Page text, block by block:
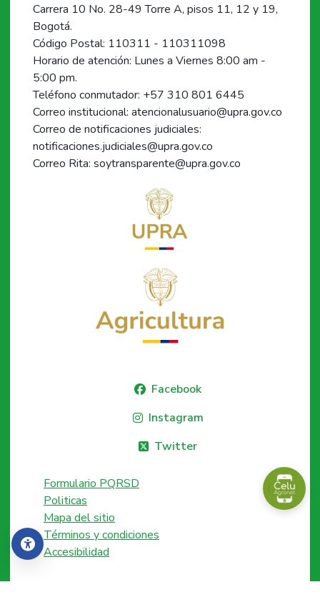
Accesibilidad
Carrera 10 No. 28-49 Torre A, pisos 11, 12 y 19,
Bogotá.
Código Postal: 110311 - 110311098
Horario de atención: Lunes a Viernes 8:00 am -
5:00 pm.
Teléfono conmutador: +57 310 801 6445
Correo institucional: atencionalusuario@upra.gov.co
Correo de notificaciones judiciales:
notificaciones.judiciales@upra.gov.co
Correo Rita: soytransparente@upra.gov.co
Facebook
Instagram
Twitter
Formulario PQRSD
Politicas
Mapa del sitio
Términos y condiciones
Accesibilidad